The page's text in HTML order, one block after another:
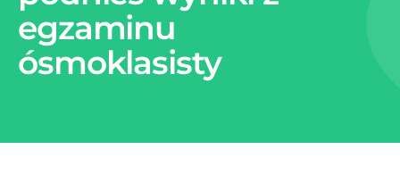
egzaminu
ósmoklasisty